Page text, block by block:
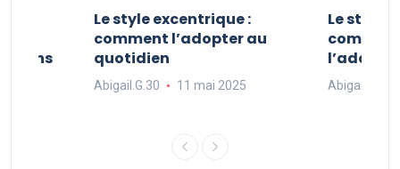
dans
Le style excentrique :
comment l’adopter au
quotidien
Abigail.G.30 11 mai 2025
Le style
Abigail.G.30